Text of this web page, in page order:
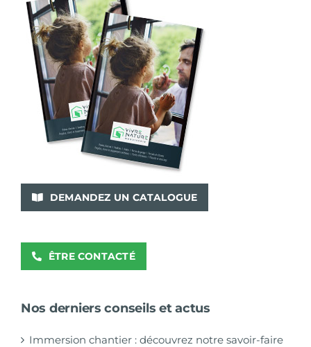
DEMANDEZ UN CATALOGUE
ÊTRE CONTACTÉ
Nos derniers conseils et actus
Immersion chantier : découvrez notre savoir-faire